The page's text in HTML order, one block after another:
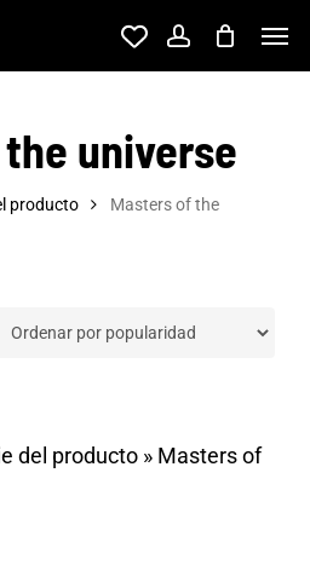
account
universe
producto Masters of the
del producto» Masters of